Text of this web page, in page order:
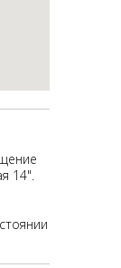
14".